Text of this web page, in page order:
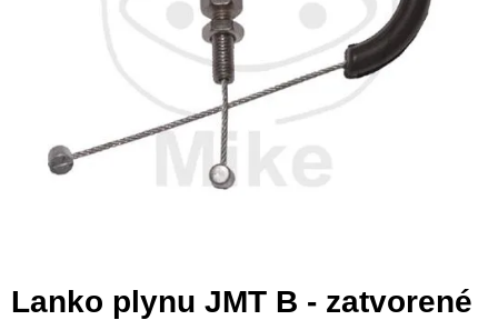
Lanko plynu JMT B - zatvorené